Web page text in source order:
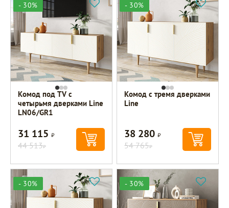
- 30%
Комод под TV с
четырьмя дверками Line
LN06/GR1
31 115Р
44 513Р
- 30%
Комод с тремя дверками
Line
38 280Р
54 765Р
- 30% - 30%